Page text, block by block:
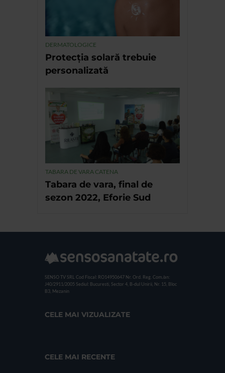
DERMATOLOGICE
Protecția solară trebuie
personalizată
TABARA DE VARA CATENA
Tabara de vara, final de
sezon 2022, Eforie Sud
SENSO TV SRL Cod Fiscal: RO14950647 Nr. Ord. Reg. Com./an:
J40/2911/2005 Sediul: Bucuresti, Sector 4, B-dul Unirii, Nr. 15, Bloc
B3, Mezanin
CELE MAI VIZUALIZATE
CELE MAI RECENTE